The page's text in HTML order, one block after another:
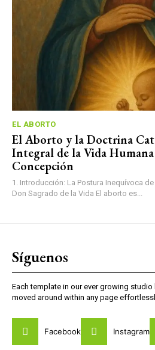
EL ABORTO
El Aborto y la Doctrina
Integral de la Vida Humana
Concepción
1. Introducción: La Postura Inequívoca
Don Sagrado de la Vida El aborto es...
Síguenos
Each template in our ever growing
moved around within any page
Facebook Instagram